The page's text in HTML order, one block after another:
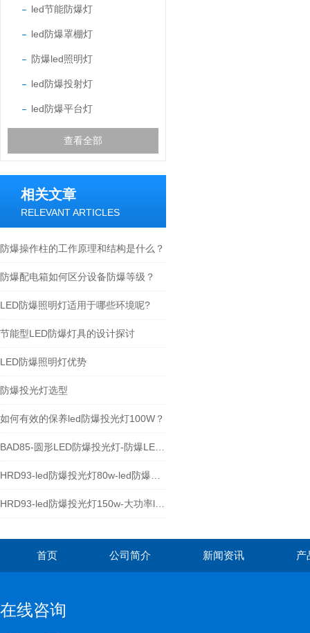
led节能防爆灯
led防爆罩棚灯
防爆led照明灯
led防爆投射灯
led防爆平台灯
查看全部
相关文章
RELEVANT ARTICLES
防爆操作柱的工作原理和结构是什么？
防爆配电箱如何区分设备防爆等级？
LED防爆照明灯适用于哪些环境呢?
节能型LED防爆灯具的设计探讨
LED防爆照明灯优势
防爆投光灯选型
如何有效的保养led防爆投光灯100W？
首页 公司简介 新闻资讯 产
在线咨询